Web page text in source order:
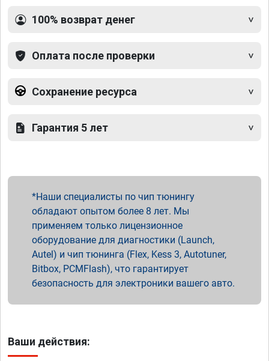
100% возврат денег
Оплата после проверки
Сохранение ресурса
Гарантия 5 лет
Наши специалисты по чип тюнингу
обладают опытом более 8 лет. Мы
применяем только лицензионное
оборудование для диагностики (Launch,
Autel) и чип тюнинга (Flex, Kess 3, Autotuner,
Bitbox, PCMFlash), что гарантирует
безопасность для электроники вашего авто.
Ваши действия: